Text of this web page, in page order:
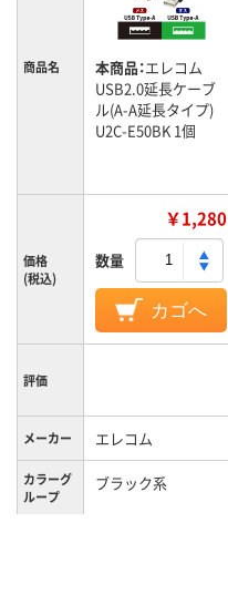
商品名 本商品：エレコム
USB2.0延長ケーブ
ル(A-A延長タイプ)
U2C-E50BK 1個
価格
(税込)
￥1,280
数量
カゴへ
評価
メーカー エレコム
カラーグ
ループ
ブラック系